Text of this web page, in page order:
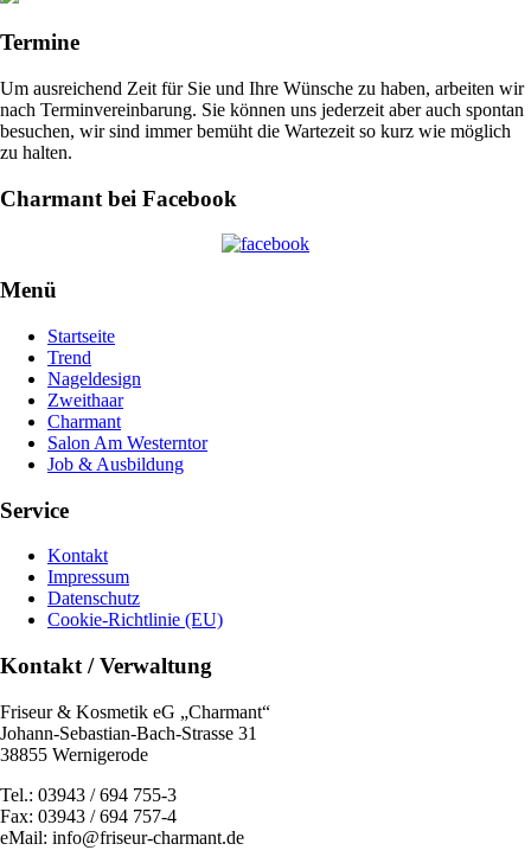
Termine
Um ausreichend Zeit für Sie und Ihre Wünsche zu haben, arbeiten wir
nach Terminvereinbarung. Sie können uns jederzeit aber auch spontan
besuchen, wir sind immer bemüht die Wartezeit so kurz wie möglich
zu halten.
Charmant bei Facebook
Menü
Startseite
Trend
Nageldesign
Zweithaar
Charmant
Salon Am Westerntor
Job & Ausbildung
Service
Kontakt
Impressum
Datenschutz
Cookie-Richtlinie (EU)
Kontakt / Verwaltung
Friseur & Kosmetik eG „Charmant“
Johann-Sebastian-Bach-Strasse 31
38855 Wernigerode
Tel.: 03943 / 694 755-3
Fax: 03943 / 694 757-4
eMail: info@friseur-charmant.de